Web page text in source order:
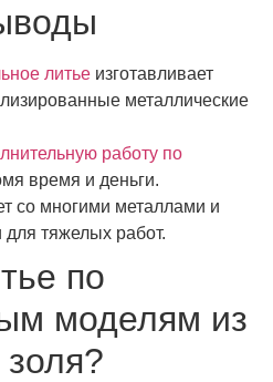
литье изготавливает
металлические
работу по
время и деньги.
со многими металлами и
тяжелых работ.
по
моделям из